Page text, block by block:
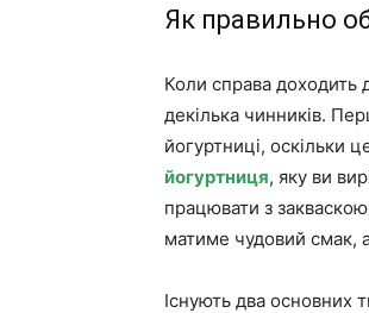
Як правильно
Коли справа доходить
декілька чинників.
йогуртниці, оскільки
йогуртниця, яку ви
працювати з
матиме чудовий смак,
Існують два основних